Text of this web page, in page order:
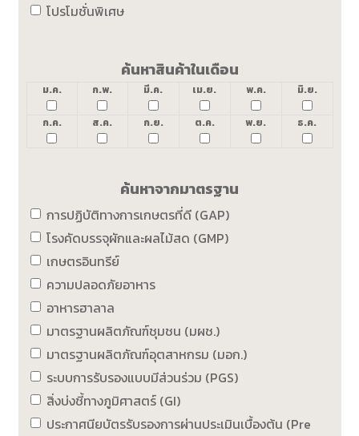
โปรโมชั่นพิเศษ
ค้นหาสินค้าในเดือน
ม.ค. ก.พ. มี.ค. เม.ย. พ.ค. มิ.ย.
ก.ค. ส.ค. ก.ย. ต.ค. พ.ย. ธ.ค.
ค้นหาจากมาตรฐาน
การปฏิบัติทางการเกษตรที่ดี (GAP)
โรงคัดบรรจุผักและผลไม้สด (GMP)
เกษตรอินทรีย์
ความปลอดภัยอาหาร
อาหารฮาลาล
มาตรฐานผลิตภัณฑ์ชุมชน (มผช.)
มาตรฐานผลิตภัณฑ์อุตสาหกรม (มอก.)
ระบบการรับรองแบบมีส่วนร่วม (PGS)
สิ่งบ่งชี้ทางภูมิศาสตร์ (GI)
ประกาศนียบัตรรับรองการผ่านประเมินเบื้องต้น (Pre